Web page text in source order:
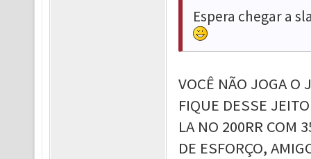
Espera chegar a
VOCÊ NÃO JOGA O
FIQUE DESSE
LA NO 200RR COM
DE ESFORÇO,